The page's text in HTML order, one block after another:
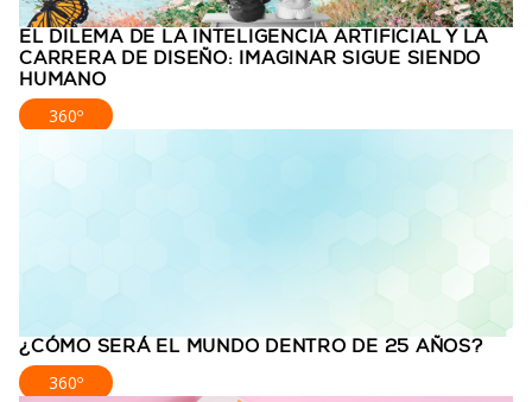
EL DILEMA DE LA INTELIGENCIA ARTIFICIAL Y LA
CARRERA DE DISEÑO: IMAGINAR SIGUE SIENDO
HUMANO
360º
¿CÓMO SERÁ EL MUNDO DENTRO DE 25 AÑOS?
360º